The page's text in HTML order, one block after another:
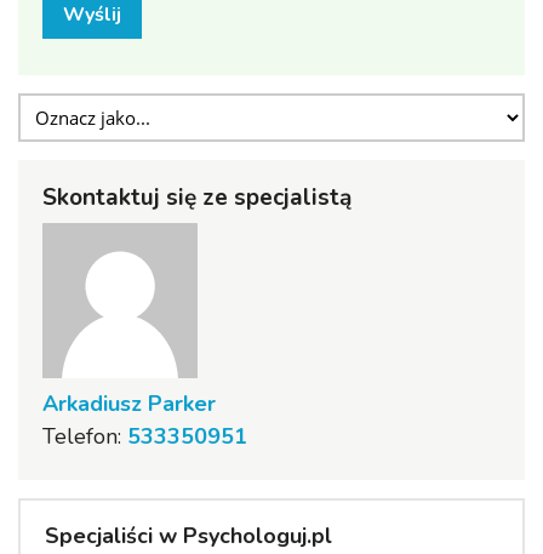
Wyślij
Skontaktuj się ze specjalistą
Arkadiusz Parker
Telefon: 533350951
Specjaliści w Psychologuj.pl